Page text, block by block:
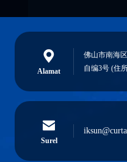
Alamat
佛山市南海
自编3号 (住
Surel